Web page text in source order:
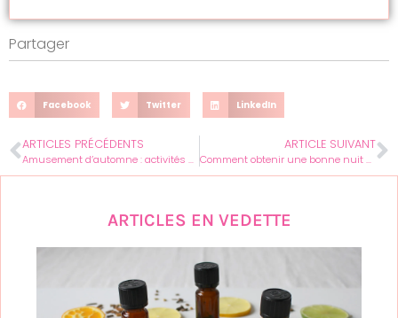
Partager
Facebook Twitter LinkedIn
ARTICLES PRÉCÉDENTS
Amusement d’automne : activités à faire avec vos copines
ARTICLE SUIVANT
Comment obtenir une bonne nuit de sommeil avec la mélatonine ?
ARTICLES EN VEDETTE